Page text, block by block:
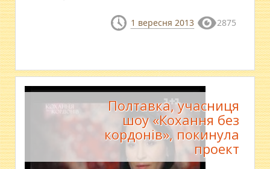
1 вересня 2013 2875
Полтавка, учасниця
шоу «Кохання без
кордонів», покинула
проект